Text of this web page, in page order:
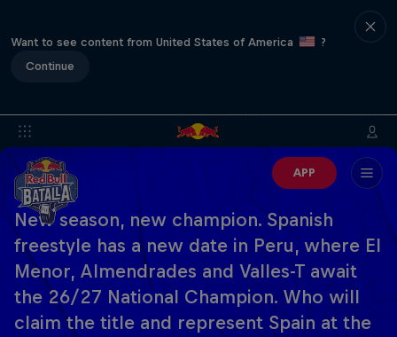
Want to see content from United States of America
?
Continue
APP
New season, new champion. Spanish
freestyle has a new date in Peru, where El
Menor, Almendrades and Valles-T await
the 26/27 National Champion. Who will
claim the title and represent Spain at the